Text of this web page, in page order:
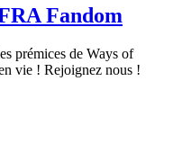
Fandom
prémices de Ways of
vie ! Rejoignez nous !